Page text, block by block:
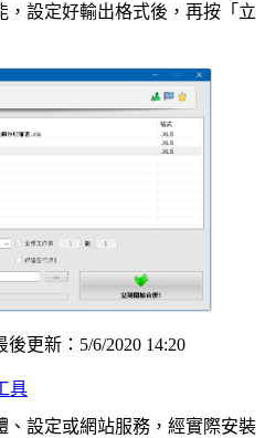
設定好輸出格式後，再按「立
後更新：5/6/2020 14:20
具
、設定或網站服務，經實際安裝